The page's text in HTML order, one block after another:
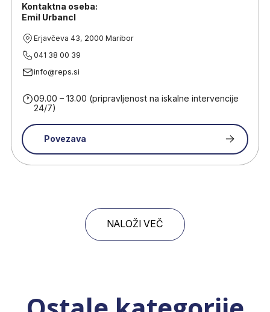
Kontaktna oseba:
Emil Urbancl
Erjavčeva 43, 2000 Maribor
041 38 00 39
info@reps.si
09.00 – 13.00 (pripravljenost na iskalne intervencije
24/7)
Povezava
NALOŽI VEČ